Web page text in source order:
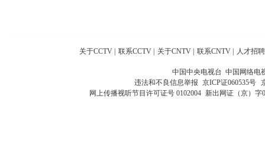
关于CCTV | 联系CCTV | 关于CNTV | 联系CNTV | 人才招聘
中国中央电视台 中国网络电
违法和不良信息举报 京ICP证060535号
网上传播视听节目许可证号 0102004 新出网证（京）